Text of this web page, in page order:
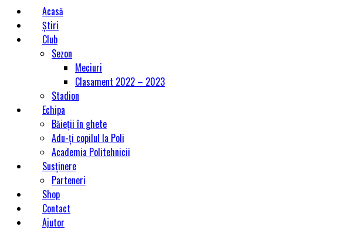
Acasă
Știri
Club
Sezon
Meciuri
Clasament 2022 – 2023
Stadion
Echipa
Băieții în ghete
Adu-ți copilul la Poli
Academia Politehnicii
Susținere
Parteneri
Shop
Contact
Ajutor